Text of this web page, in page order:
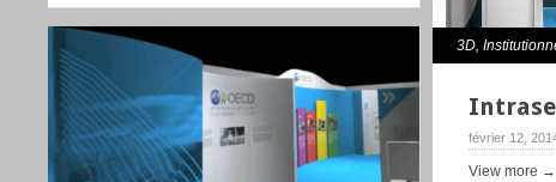
3D,
février 12,
View more →